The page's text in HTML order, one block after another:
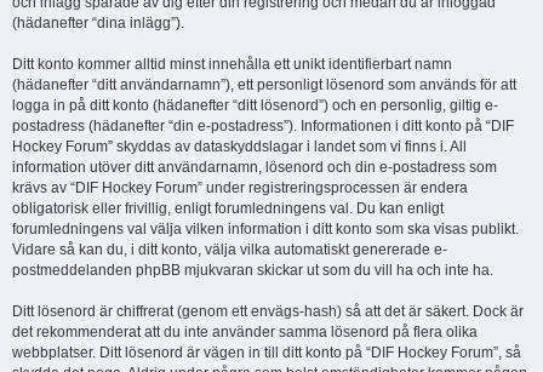
(hädanefter “dina inlägg”).
Ditt konto kommer alltid minst innehålla ett unikt identifierbart namn
(hädanefter “ditt användarnamn”), ett personligt lösenord som används för att
logga in på ditt konto (hädanefter “ditt lösenord”) och en personlig, giltig e-
postadress (hädanefter “din e-postadress”). Informationen i ditt konto på “DIF
Hockey Forum” skyddas av dataskyddslagar i landet som vi finns i. All
information utöver ditt användarnamn, lösenord och din e-postadress som
krävs av “DIF Hockey Forum” under registreringsprocessen är endera
obligatorisk eller frivillig, enligt forumledningens val. Du kan enligt
forumledningens val välja vilken information i ditt konto som ska visas publikt.
Vidare så kan du, i ditt konto, välja vilka automatiskt genererade e-
postmeddelanden phpBB mjukvaran skickar ut som du vill ha och inte ha.
Ditt lösenord är chiffrerat (genom ett envägs-hash) så att det är säkert. Dock är
det rekommenderat att du inte använder samma lösenord på flera olika
webbplatser. Ditt lösenord är vägen in till ditt konto på “DIF Hockey Forum”, så